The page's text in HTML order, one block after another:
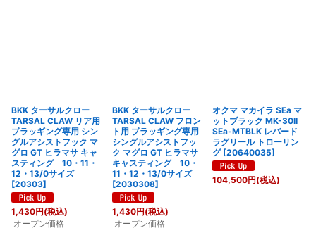
BKK ターサルクロー
TARSAL CLAW リア用
プラッギング専用 シン
グルアシストフック マ
グロ GT ヒラマサ キャ
スティング 10・11・
12・13/0サイズ
[20303]
1,430円(税込)
オープン価格
BKK ターサルクロー
TARSAL CLAW フロン
ト用 プラッギング専用
シングルアシストフッ
ク マグロ GT ヒラマサ
キャスティング 10・
11・12・13/0サイズ
[2030308]
1,430円(税込)
オープン価格
オクマ マカイラ SEa マ
ットブラック MK-30II
SEa-MTBLK レバード
ラグリール トローリン
グ [20640035]
104,500円(税込)